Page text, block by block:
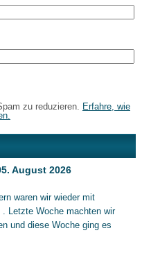
zu reduzieren. Erfahre, wie
August 2026
waren wir wieder mit
Letzte Woche machten wir
und diese Woche ging es